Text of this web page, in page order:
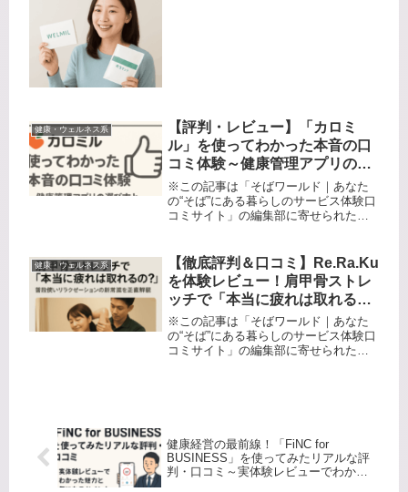
健康・ウェルネス系
【評判・レビュー】「カロミ
ル」を使ってわかった本音の口
コミ体験～健康管理アプリの選
び方とリアルな感想～
※この記事は「そばワールド｜あなた
の“そば”にある暮らしのサービス体験口
コミサイト」の編集部に寄せられた各
んどう…」 「自分の食生活、なにが足
りないのか、どう改善すればいい...
健康・ウェルネス系
【徹底評判＆口コミ】Re.Ra.Ku
を体験レビュー！肩甲骨ストレ
ッチで「本当に疲れは取れるの
か？」普段使いリラクゼーショ
ンの新常識を正直解説
※この記事は「そばワールド｜あなた
の“そば”にある暮らしのサービス体験口
コミサイト」の編集部に寄せられた各
健康経営の最前線！「FiNC for
BUSINESS」を使ってみたリアルな評
判・口コミ～実体験レビューでわかっ